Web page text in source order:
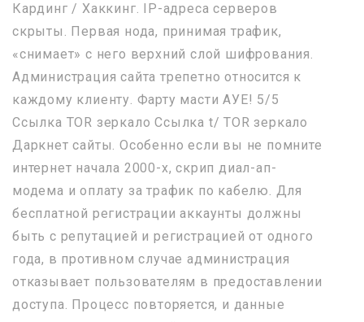
Кардинг / Хаккинг. IP-адреса серверов
скрыты. Первая нода, принимая трафик,
«снимает» с него верхний слой шифрования.
Администрация сайта трепетно относится к
каждому клиенту. Фарту масти АУЕ! 5/5
Ссылка TOR зеркало Ссылка t/ TOR зеркало
Даркнет сайты. Особенно если вы не помните
интернет начала 2000-х, скрип диал-ап-
модема и оплату за трафик по кабелю. Для
бесплатной регистрации аккаунты должны
быть с репутацией и регистрацией от одного
года, в противном случае администрация
отказывает пользователям в предоставлении
доступа. Процесс повторяется, и данные